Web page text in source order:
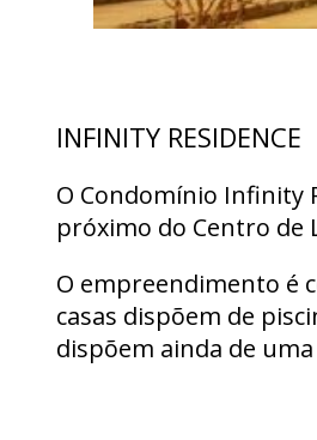
INFINITY RESIDENCE
O Condomínio Infinity
próximo do Centro de
O empreendimento é
casas dispõem de
dispõem ainda de